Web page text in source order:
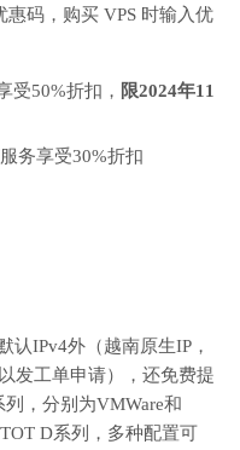
惠码，购买 VPS 时输入优
受50%折扣， 限2024年11
务享受30%折扣
认IPv4外（越南原生IP，
发工单申请），还免费提
，分别为VMWare和
D系列，多种配置可